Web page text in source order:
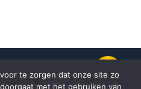
te zorgen dat onze site zo
met het gebruiken van